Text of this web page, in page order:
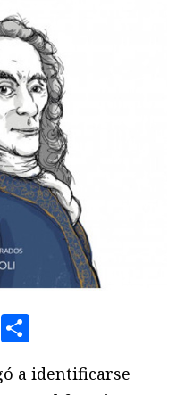
Email
a identificarse